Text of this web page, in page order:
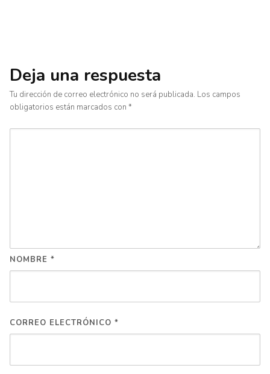
Deja una respuesta
Tu dirección de correo electrónico no será publicada. Los campos
obligatorios están marcados con *
NOMBRE *
CORREO ELECTRÓNICO *